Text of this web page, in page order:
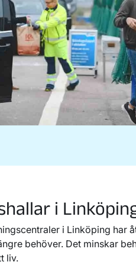
Fönster
Metall
Trä
Impregnerat
Förpackningar
plast, metall,
ofärgat glas
i
i Linköping har
behöver. Det minskar
liv.